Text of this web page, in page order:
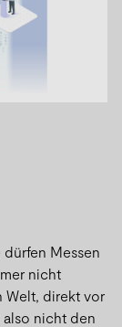
Messen
nicht
Welt, direkt vor
also nicht den